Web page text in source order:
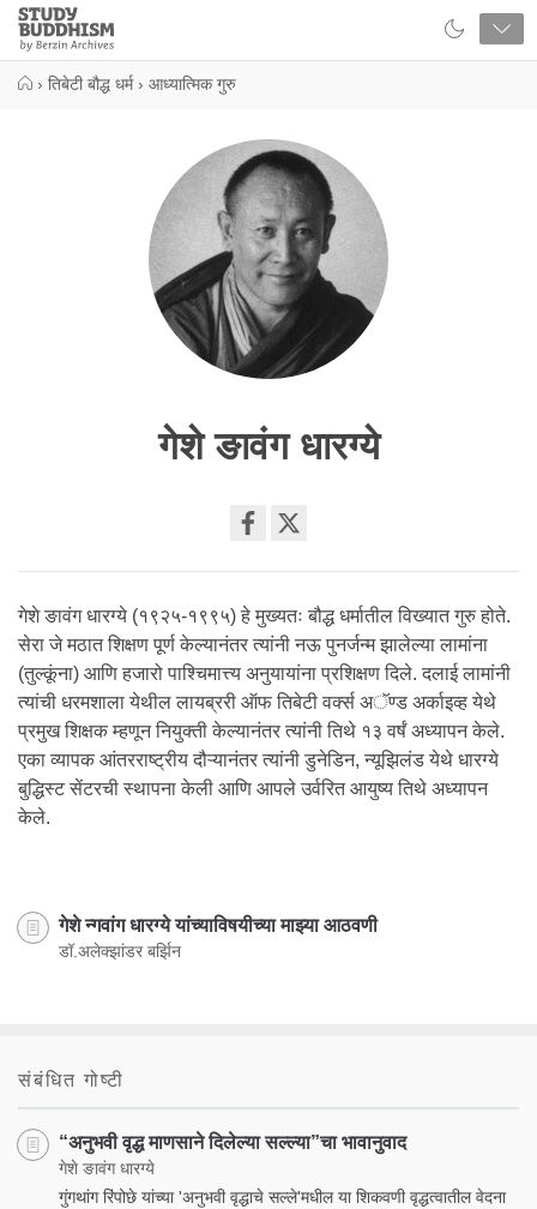
Close
Study
Buddhism
Home
› तिबेटी बौद्ध धर्म › आध्यात्मिक गुरु
गेशे ङावंग धारग्ये
facebook
गेशे ङावंग धारग्ये (१९२५-१९९५) हे मुख्यतः बौद्ध धर्मातील विख्यात गुरु होते.
सेरा जे मठात शिक्षण पूर्ण केल्यानंतर त्यांनी नऊ पुनर्जन्म झालेल्या लामांना
(तुल्कूंना) आणि हजारो पाश्चिमात्त्य अनुयायांना प्रशिक्षण दिले. दलाई लामांनी
त्यांची धरमशाला येथील लायब्ररी ऑफ तिबेटी वर्क्स अॅण्ड अर्काइव्ह येथे
प्रमुख शिक्षक म्हणून नियुक्ती केल्यानंतर त्यांनी तिथे १३ वर्षं अध्यापन केले.
एका व्यापक आंतरराष्ट्रीय दौऱ्यानंतर त्यांनी डुनेडिन, न्यूझिलंड येथे धारग्ये
बुद्धिस्ट सेंटरची स्थापना केली आणि आपले उर्वरित आयुष्य तिथे अध्यापन
केले.
गेशे न्गवांग धारग्ये यांच्याविषयीच्या माझ्या आठवणी
डॉ.अलेक्झांडर बर्झिन
संबंधित गोष्टी
“अनुभवी वृद्ध माणसाने दिलेल्या सल्ल्या”चा भावानुवाद
गेशे ङावंग धारग्ये
गुंगथांग रिंपोछे यांच्या 'अनुभवी वृद्धाचे सल्ले'मधील या शिकवणी वृद्धत्वातील वेदना